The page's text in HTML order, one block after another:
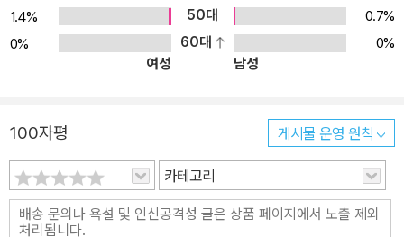
1.4%
50대
0.7%
0%
60대
0%
여성
남성
100자평 게시물 운영 원칙
카테고리